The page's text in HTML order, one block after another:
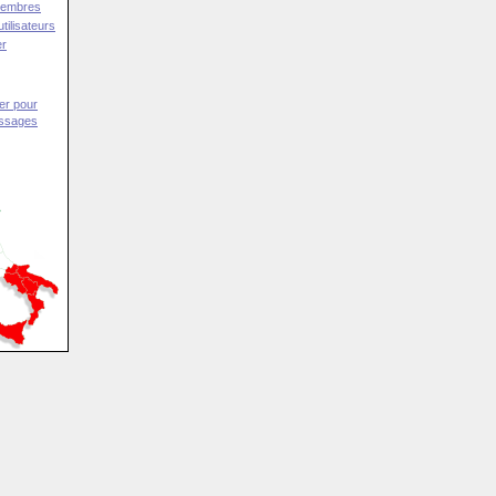
pour